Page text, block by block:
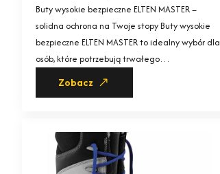
Buty wysokie bezpieczne ELTEN MASTER –
solidna ochrona na Twoje stopy Buty wysokie
bezpieczne ELTEN MASTER to idealny wybór dla
osób, które potrzebują trwałego…
Zobacz